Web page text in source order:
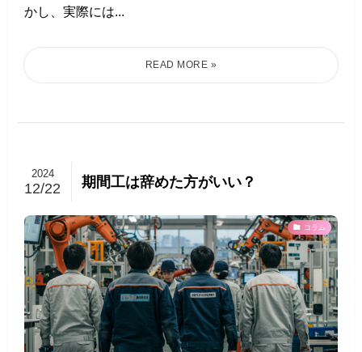
かし、実際には...
期間工は辞めた方がいい？
2024
12/22
コラム